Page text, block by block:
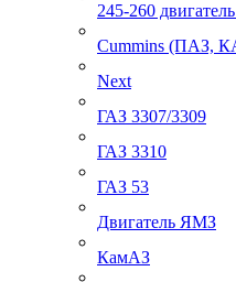
245-260
Cummins (ПАЗ,
Next
ГАЗ 3307/3309
ГАЗ 3310
ГАЗ 53
Двигатель ЯМЗ
КамАЗ